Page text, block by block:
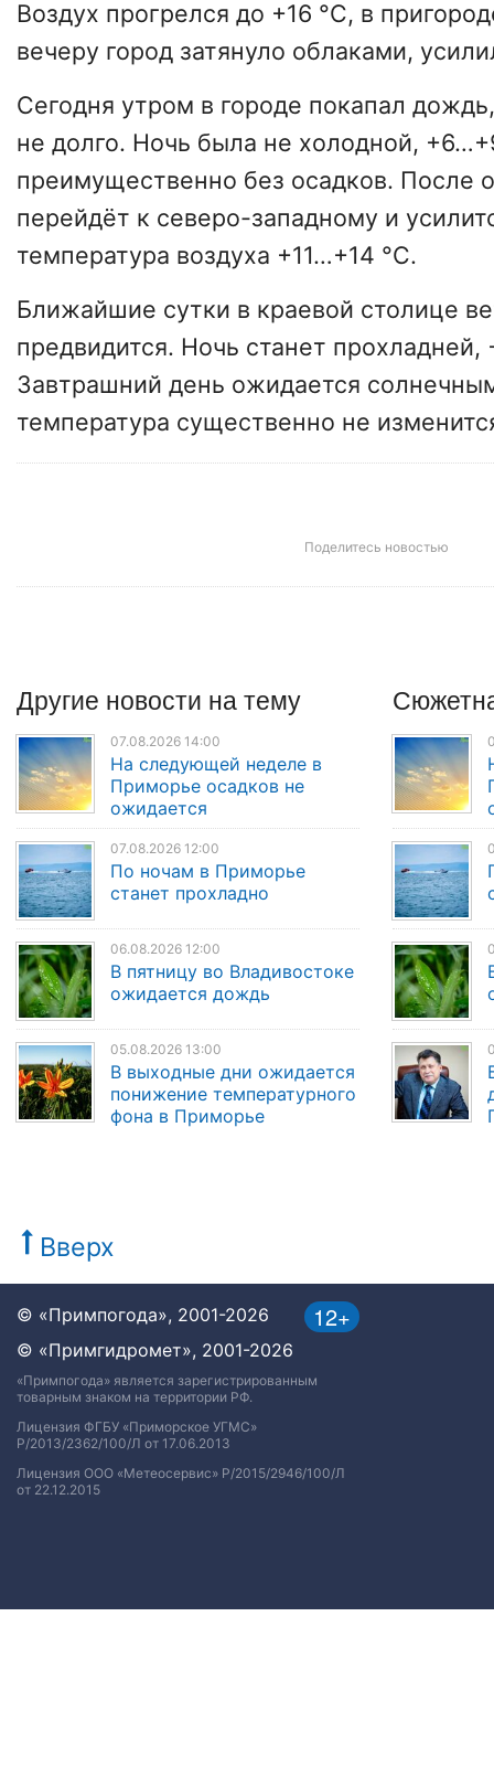
Воздух прогрелся до +16 °С, в
вечеру город затянуло облаками,
Сегодня утром в городе покапал
не долго. Ночь была не холодной,
преимущественно без осадков. После
перейдёт к северо-западному и
температура воздуха +11…+14 °С.
Ближайшие сутки в краевой столице
предвидится. Ночь станет прохладней,
Завтрашний день ожидается
температура существенно не
Поделитесь новостью
Другие новости на тему
07.08.2026 14:00
На следующей неделе в
Приморье осадков не
ожидается
07.08.2026 12:00
По ночам в Приморье
станет прохладно
06.08.2026 12:00
В пятницу во Владивостоке
ожидается дождь
05.08.2026 13:00
В выходные дни ожидается
понижение температурного
фона в Приморье
Вверх
12+
© «Примпогода», 2001-2026
© «Примгидромет», 2001-2026
«Примпогода» является зарегистрированным
товарным знаком на территории РФ.
Лицензия ФГБУ «Приморское УГМС»
Р/2013/2362/100/Л от 17.06.2013
Лицензия ООО «Метеосервис» Р/2015/2946/100/Л
от 22.12.2015